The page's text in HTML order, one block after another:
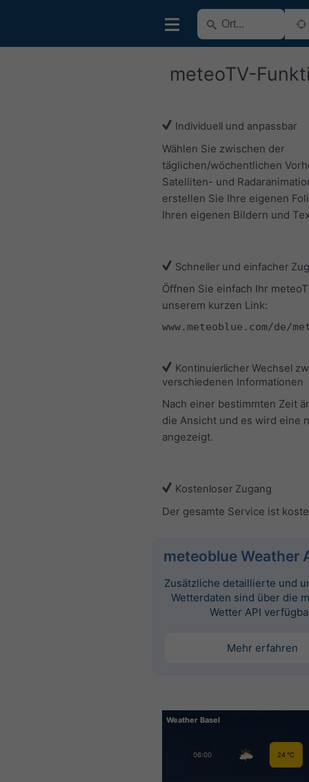
meteoTV-
Individuell und anpassbar
Wählen Sie zwischen der
täglichen/wöchentlichen
Satelliten- und
erstellen Sie Ihre eigenen
Ihren eigenen Bildern und
Schneller und einfacher
Öffnen Sie einfach Ihr
unserem kurzen Link:
www.meteoblue.com/de/
Kontinuierlicher Wechsel
verschiedenen Informationen
Nach einer bestimmten Zeit
die Ansicht und es wird eine
angezeigt.
Kostenloser Zugang
Der gesamte Service ist
meteoblue Weather
Zusätzliche detaillierte und
Wetterdaten sind über die
Wetter API
Mehr erfahren